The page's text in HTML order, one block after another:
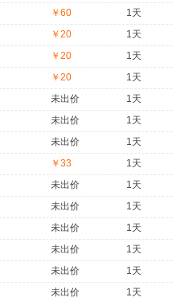
￥60
1天
￥20
1天
￥20
1天
￥20
1天
未出价
1天
未出价
1天
未出价
1天
￥33
1天
未出价
1天
未出价
1天
未出价
1天
未出价
1天
未出价
1天
未出价 1天